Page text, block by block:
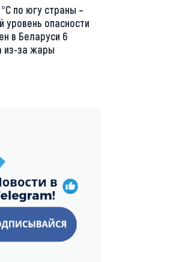
по югу страны –
уровень опасности
в Беларуси 6
из-за жары